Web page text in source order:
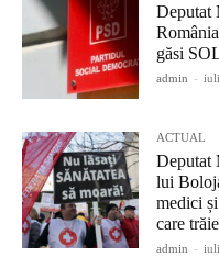
Deputat
găsi
admin -
ACTUAL
Deputat
lui
medici
care
admin -